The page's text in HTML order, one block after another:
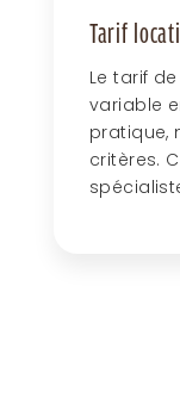
Tarif
Le tarif
variable
pratique,
critères.